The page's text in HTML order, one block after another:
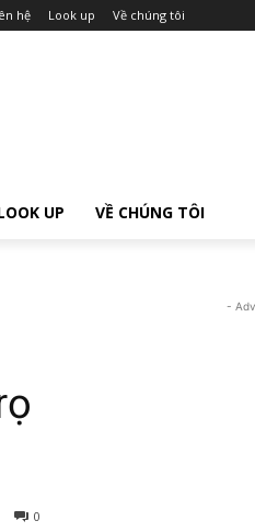
hệ Look up Về chúng tôi
UP VỀ CHÚNG TÔI
0
-